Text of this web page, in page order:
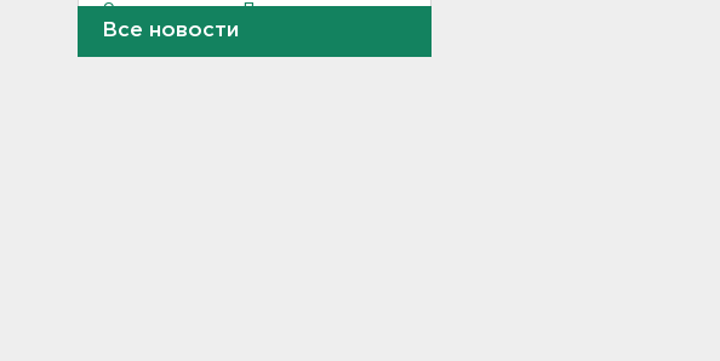
9 врезалась в Луну
Все новости